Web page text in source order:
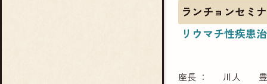
ランチョンセミ
リウマチ性疾患
座長 川人 豊